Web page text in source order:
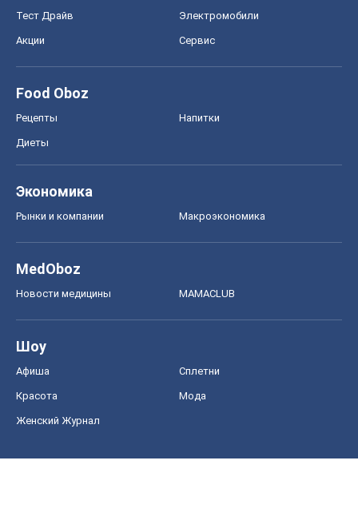
Тест Драйв Электромобили
Акции Сервис
Food Oboz
Рецепты Напитки
Диеты
Экономика
Рынки и компании Mакроэкономика
MedOboz
Новости медицины MAMACLUB
Шоу
Афиша Сплетни
Красота Мода
Женский Журнал